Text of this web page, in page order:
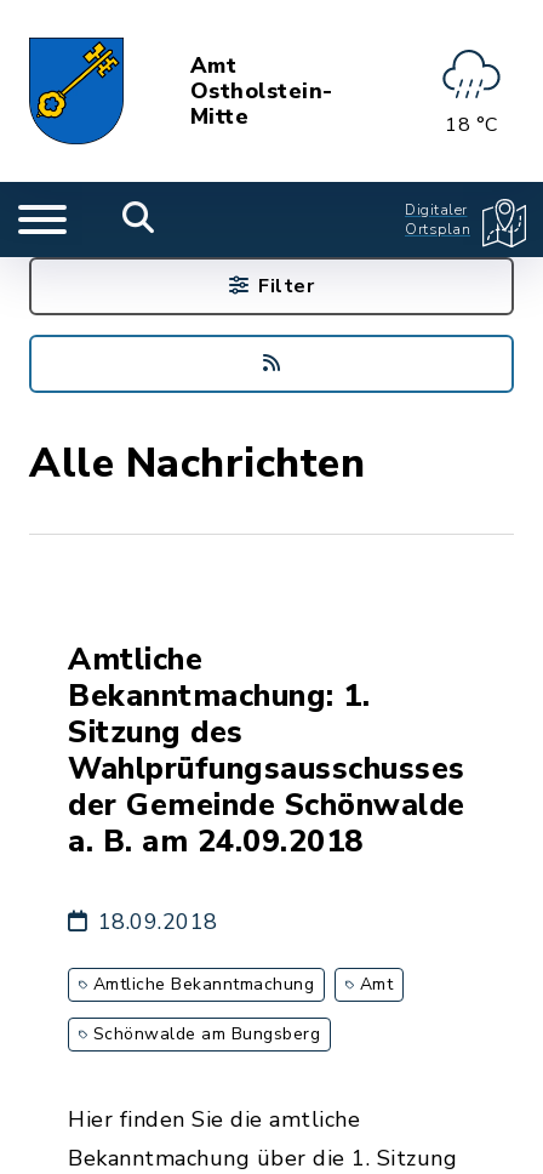
Amt
Ostholstein-
Mitte
18 °C
Digitaler
Ortsplan
Alle Nachrichten
Amtliche
Bekanntmachung: 1.
Sitzung des
Wahlprüfungsausschusses
der Gemeinde Schönwalde
a. B. am 24.09.2018
18.09.2018
Amtliche Bekanntmachung Amt
Schönwalde am Bungsberg
Hier finden Sie die amtliche
Bekanntmachung über die 1. Sitzung
Filter